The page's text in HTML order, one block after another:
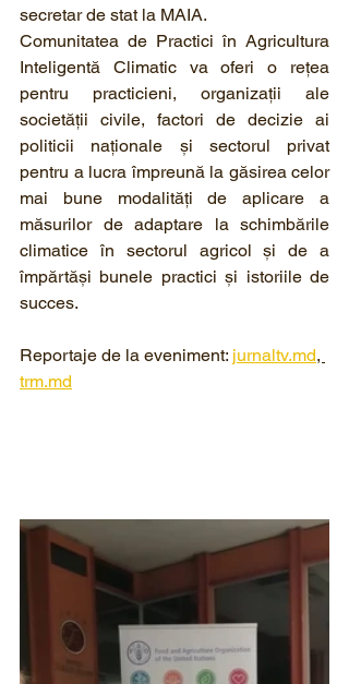
secretar de stat la MAIA.
Comunitatea de Practici în Agricultura
Inteligentă Climatic va oferi o rețea
pentru practicieni, organizații ale
societății civile, factori de decizie ai
politicii naționale și sectorul privat
pentru a lucra împreună la găsirea celor
mai bune modalități de aplicare a
măsurilor de adaptare la schimbările
climatice în sectorul agricol și de a
împărtăși bunele practici și istoriile de
succes.
Reportaje de la eveniment: jurnaltv.md,
trm.md